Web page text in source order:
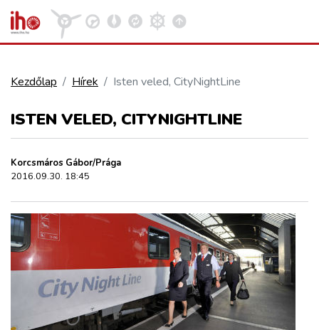
KÖZLEKEDÉSFEJLESZTÉS
ELLÁTÁSI LÁNC
ZÖLDÚT
Kezdőlap Hírek Isten veled, CityNightLine
ISTEN VELED, CITYNIGHTLINE
Korcsmáros Gábor/Prága
2016.09.30. 18:45